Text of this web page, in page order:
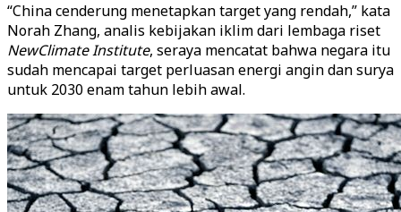
“China cenderung menetapkan target yang rendah,” kata
Norah Zhang, analis kebijakan iklim dari lembaga riset
NewClimate Institute, seraya mencatat bahwa negara itu
sudah mencapai target perluasan energi angin dan surya
untuk 2030 enam tahun lebih awal.